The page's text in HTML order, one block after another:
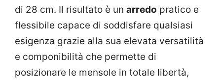
di 28 cm. Il risultato è un arredo pratico e
flessibile capace di soddisfare qualsiasi
esigenza grazie alla sua elevata versatilità
e componibilità che permette di
posizionare le mensole in totale libertà,